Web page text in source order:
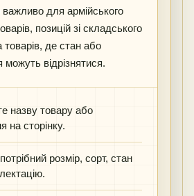
для армійського
позицій зі складського
товарів, де стан або
можуть відрізнятися.
назву товару або
на сторінку.
розмір, сорт, стан